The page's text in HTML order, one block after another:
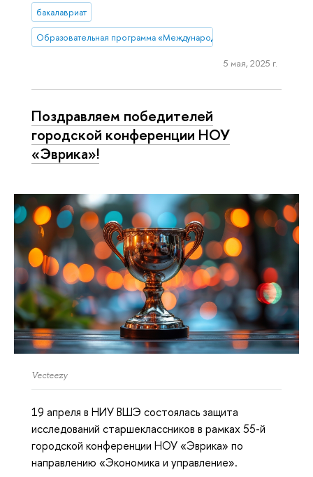
бакалавриат
Образовательная программа «Международная программа по
5 мая, 2025 г.
Поздравляем победителей
городской конференции НОУ
«Эврика»!
Vecteezy
19 апреля в НИУ ВШЭ состоялась защита
исследований старшеклассников в рамках 55-й
городской конференции НОУ «Эврика» по
направлению «Экономика и управление».